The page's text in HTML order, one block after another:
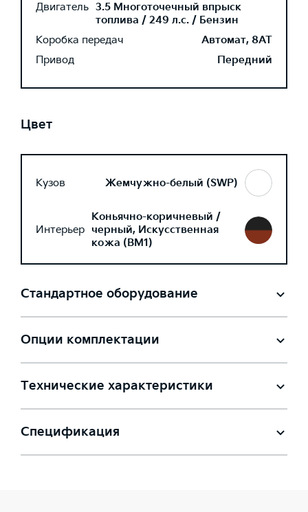
Двигатель 3.5 Многоточечный впрыск
топлива / 249 л.с. / Бензин
Коробка передач
Автомат, 8AT
Привод
Передний
Цвет
Кузов Жемчужно-белый (SWP)
Интерьер
Коньячно-коричневый /
черный, Искусственная
кожа (BM1)
Стандартное оборудование
Опции комплектации
Технические характеристики
Спецификация